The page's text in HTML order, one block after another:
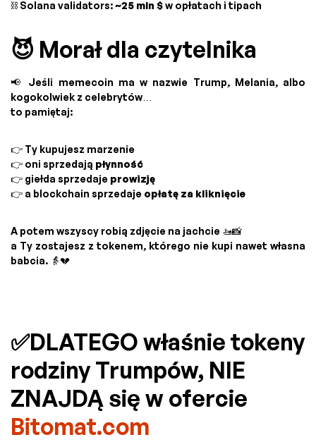
⛓️ Solana validators:~25 mln $w opłatach i tipach
😈 Morał dla czytelnika
📢 Jeśli memecoin ma w nazwie Trump, Melania, albo
kogokolwiek z celebrytów…
to pamiętaj:
👉 Ty kupujesz marzenie
👉 oni sprzedają płynność
👉 giełda sprzedaje prowizję
👉 a blockchain sprzedaje opłatę za kliknięcie
A potem wszyscy robią zdjęcie na jachcie 🚤📸
a Ty zostajesz z tokenem, którego nie kupi nawet własna
babcia. 👵💔
✅DLATEGO właśnie tokeny
rodziny Trumpów, NIE
ZNAJDĄ się w ofercie
Bitomat.com